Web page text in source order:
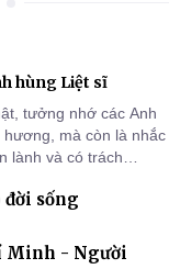
hùng Liệt sĩ
tưởng nhớ các Anh
mà còn là nhắc
lành và có trách
đời sống
Minh - Người